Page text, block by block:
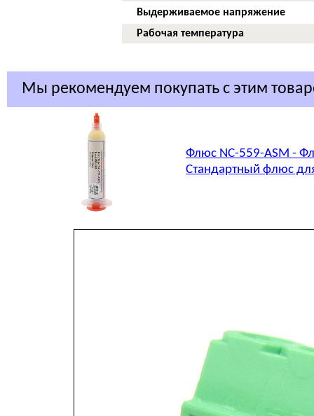
Выдерживаемое напряжение
Рабочая температура
Мы рекомендуем покупать с этим
Флюс NC-559-ASM -
Стандартный флюс